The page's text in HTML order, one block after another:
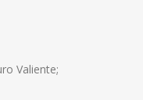
Valiente;